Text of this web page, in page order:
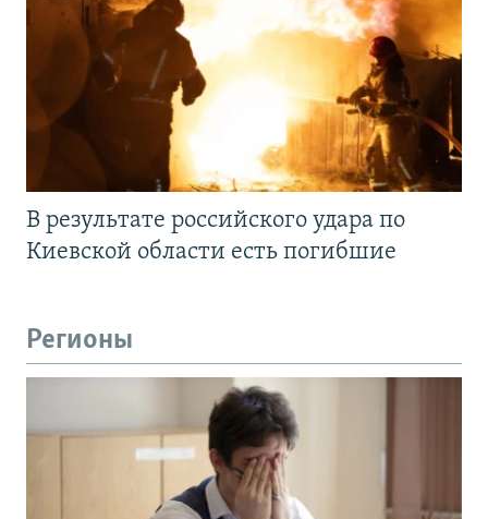
В результате российского удара по
Киевской области есть погибшие
Регионы